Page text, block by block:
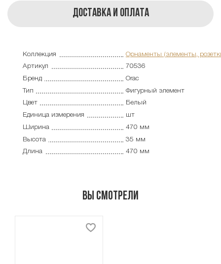
Доставка и оплата
Коллекция
Орнаменты (элементы,
Артикул
70536
Бренд
Orac
Тип
Фигурный элемент
Цвет
Белый
Единица измерения
шт
Ширина
470 мм
Высота
35 мм
Длина
470 мм
Вы смотрели